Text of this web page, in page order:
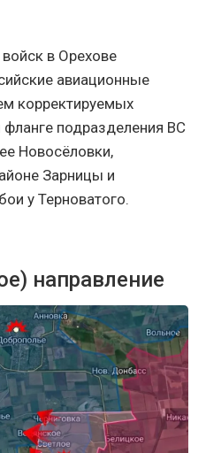
в Орехове
авиационные
корректируемых
подразделения ВС
Новосёловки,
Зарницы и
у Терноватого.
направление